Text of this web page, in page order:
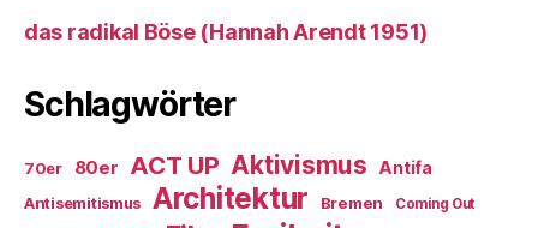
das radikal Böse (Hannah Arendt 1951)
Schlagwörter
70er 80er ACT UP Aktivismus Antifa
Antisemitismus Architektur Bremen Coming Out